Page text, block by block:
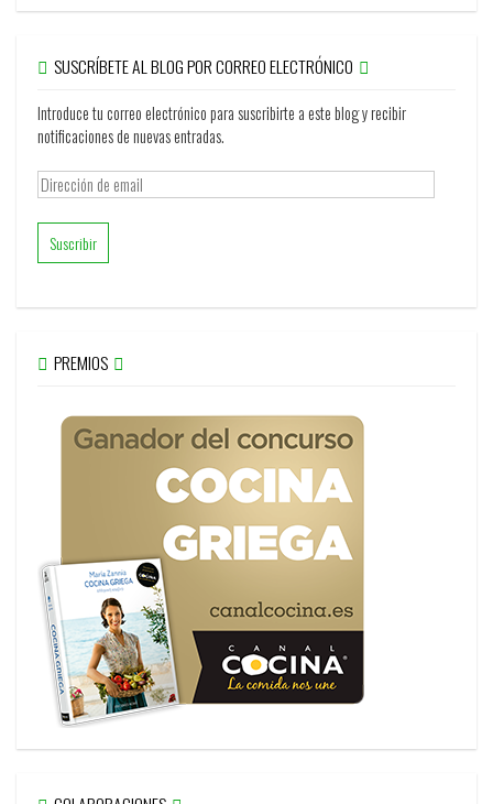
SUSCRÍBETE AL BLOG POR CORREO ELECTRÓNICO
Introduce tu correo electrónico para suscribirte a este blog y recibir
notificaciones de nuevas entradas.
Dirección
de
email
PREMIOS